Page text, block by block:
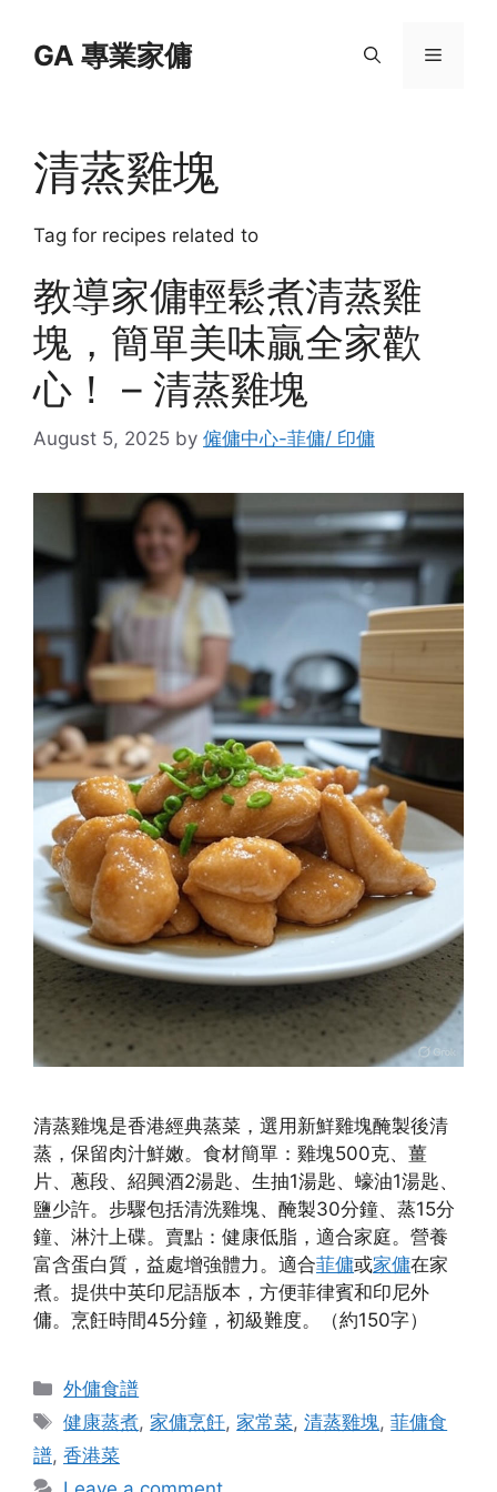
contentGA 專業家傭 Menu
清蒸雞塊
Tag for recipes related to
教導家傭輕鬆煮清蒸雞
塊，簡單美味贏全家歡
心！ – 清蒸雞塊
August 5, 2025 by 僱傭中心-菲傭/ 印傭
清蒸雞塊是香港經典蒸菜，選用新鮮雞塊醃製後清
蒸，保留肉汁鮮嫩。食材簡單：雞塊500克、薑
片、蔥段、紹興酒2湯匙、生抽1湯匙、蠔油1湯匙、
鹽少許。步驟包括清洗雞塊、醃製30分鐘、蒸15分
鐘、淋汁上碟。賣點：健康低脂，適合家庭。營養
富含蛋白質，益處增強體力。適合菲傭或家傭在家
煮。提供中英印尼語版本，方便菲律賓和印尼外
傭。烹飪時間45分鐘，初級難度。（約150字）
Categories
外傭食譜
Tags
健康蒸煮, 家傭烹飪, 家常菜,清蒸雞塊 ,菲傭食
譜, 香港菜